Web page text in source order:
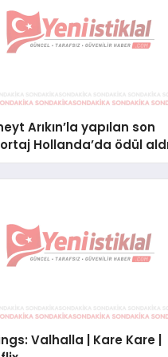
Arıkın’la yapılan son
Hollanda’da ödül
Valhalla | Kare Kare |